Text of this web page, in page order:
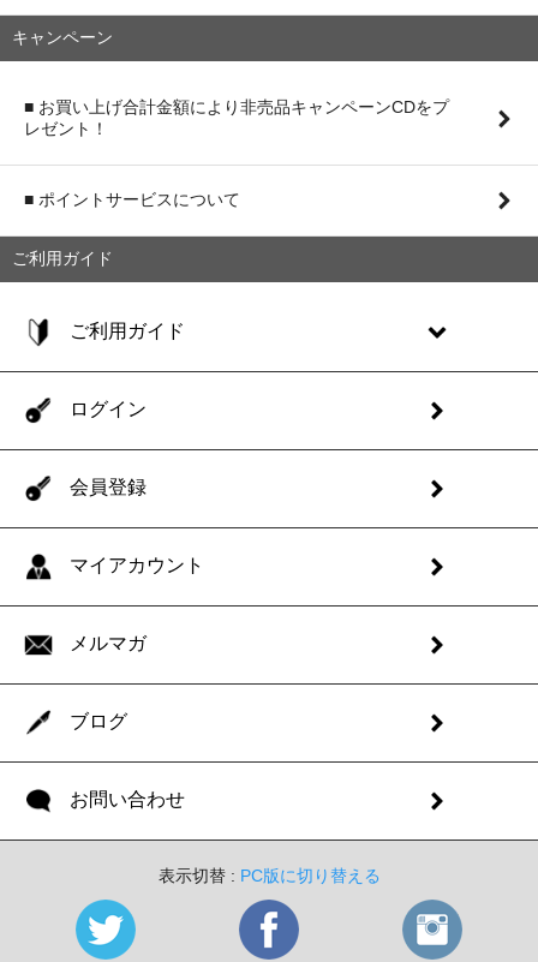
キャンペーン
■ お買い上げ合計金額により非売品キャンペーンCDをプ
レゼント！
■ ポイントサービスについて
ご利用ガイド
ご利用ガイド
ログイン
会員登録
マイアカウント
メルマガ
ブログ
お問い合わせ
表示切替 : PC版に切り替える